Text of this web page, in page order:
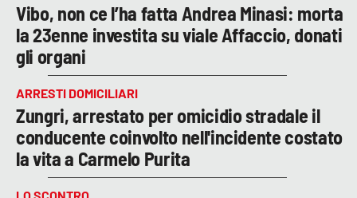
Vibo, non ce l’ha fatta Andrea Minasi: morta
la 23enne investita su viale Affaccio, donati
gli organi
ARRESTI DOMICILIARI
Zungri, arrestato per omicidio stradale il
conducente coinvolto nell'incidente costato
la vita a Carmelo Purita
LO SCONTRO